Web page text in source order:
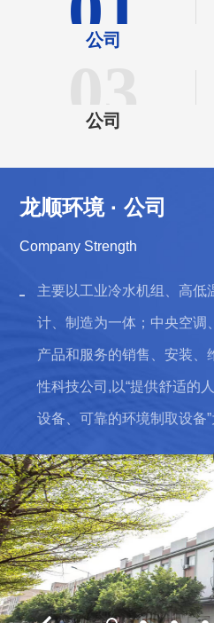
公司
03
公司
龙顺环境 · 公司
Company Strength
主要以工业冷水机组、高低
计、制造为一体；中央空调
产品和服务的销售、安装、
性科技公司,以“提供舒适的
设备、可靠的环境制取设备